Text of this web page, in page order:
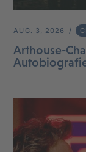
AUG. 3, 2026
Arthouse-